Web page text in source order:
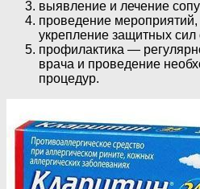
выявление и лечение
проведение
укрепление защитных сил
профилактика —
врача и проведение
процедур.